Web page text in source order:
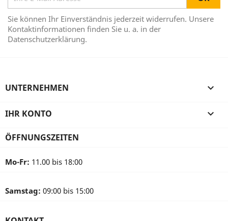
Sie können Ihr Einverständnis jederzeit widerrufen. Unsere
Kontaktinformationen finden Sie u. a. in der
Datenschutzerklärung.
UNTERNEHMEN 
IHR KONTO 
ÖFFNUNGSZEITEN
Mo-Fr: 11.00 bis 18:00
Samstag: 09:00 bis 15:00